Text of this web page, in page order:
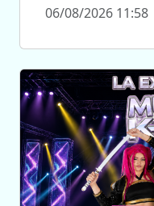
06/08/2026 11:58